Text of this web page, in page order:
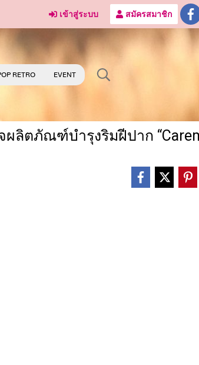
เข้าสู่ระบบ สมัครสมาชิก
RETRO EVENT
ลิตภัณฑ์บำรุงริมฝีปาก